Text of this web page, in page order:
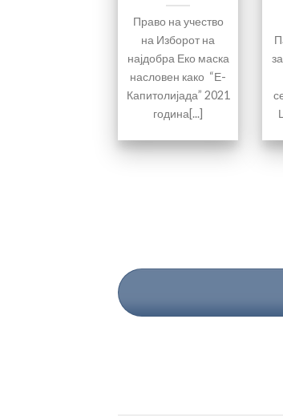
Право на учество
на Изборот на
најдобра Еко маска
насловен како “Е-
Капитолијада” 2021
година[...]